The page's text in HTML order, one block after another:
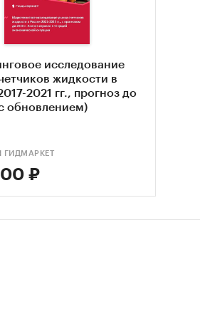
исследование
жидкости в
2021 гг., прогноз до
обновлением)
ГИДМАРКЕТ
₽